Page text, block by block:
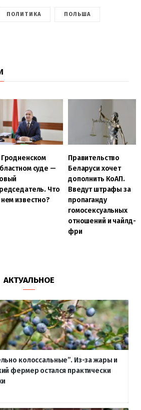
ПОЛИТИКА ПОЛЬША
Гродненском
суде —
Что
известно?
Правительство
Беларуси хочет
дополнить КоАП.
Введут штрафы за
пропаганду
гомосексуальных
отношений и чайлд-
фри
АКТУАЛЬНОЕ
колоссальные”. Из-за жары и
фермер остался практически